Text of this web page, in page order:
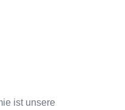
ist unsere